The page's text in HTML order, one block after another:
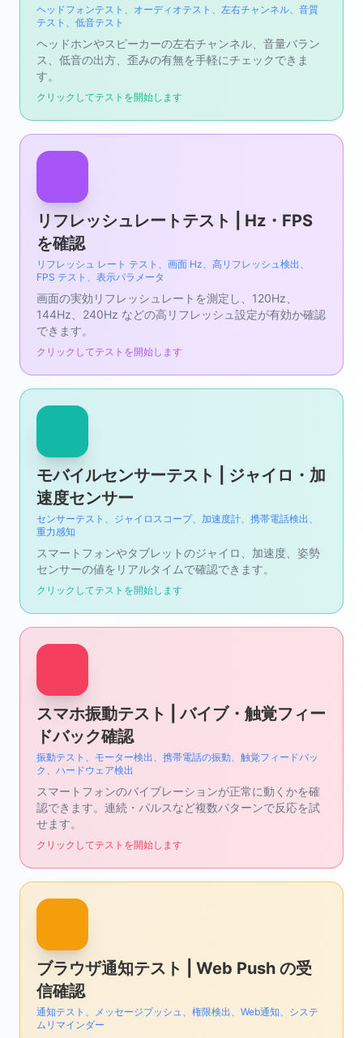
ヘッドフォンテスト、オーディオテスト、左右チャンネル、音質
テスト、低音テスト
ヘッドホンやスピーカーの左右チャンネル、音量バラン
ス、低音の出方、歪みの有無を手軽にチェックできま
す。
クリックしてテストを開始します
リフレッシュレートテスト | Hz・FPS
を確認
リフレッシュ レート テスト、画面 Hz、高リフレッシュ検出、
FPS テスト、表示パラメータ
画面の実効リフレッシュレートを測定し、120Hz、
144Hz、240Hz などの高リフレッシュ設定が有効か確認
できます。
クリックしてテストを開始します
モバイルセンサーテスト | ジャイロ・加
速度センサー
センサーテスト、ジャイロスコープ、加速度計、携帯電話検出、
重力感知
スマートフォンやタブレットのジャイロ、加速度、姿勢
センサーの値をリアルタイムで確認できます。
クリックしてテストを開始します
スマホ振動テスト | バイブ・触覚フィー
ドバック確認
振動テスト、モーター検出、携帯電話の振動、触覚フィードバッ
ク、ハードウェア検出
スマートフォンのバイブレーションが正常に動くかを確
認できます。連続・パルスなど複数パターンで反応を試
せます。
クリックしてテストを開始します
ブラウザ通知テスト | Web Push の受
信確認
通知テスト、メッセージプッシュ、権限検出、Web通知、システ
ムリマインダー